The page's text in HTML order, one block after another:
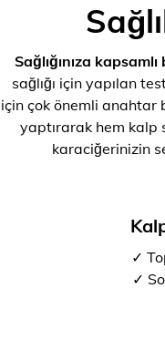
Sağlığınıza kapsamlı
sağlığı için yapılan
için çok önemli anahtar
yaptırarak hem kalp
karaciğerinizin
✓
✓